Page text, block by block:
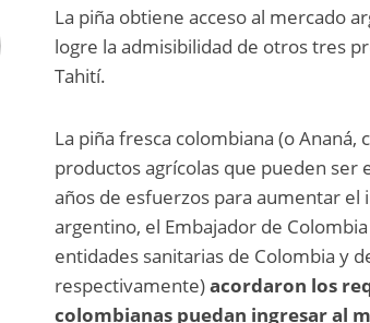
La piña obtiene acceso al mercado
logre la admisibilidad de otros tres
Tahití.
La piña fresca colombiana (o
productos agrícolas que pueden ser
años de esfuerzos para aumentar
argentino, el Embajador de
entidades sanitarias de Colombia y
respectivamente)acordaron los
colombianas puedan ingresar al